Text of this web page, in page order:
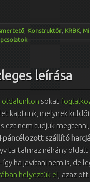
Konstruktőr KRBK,
leírása
oldalunkon sokat
kaptunk, melynek
ezt nem tudjuk
páncélozott szállító
tartalmaz néhány
ha javítani nem is, de
helyeztük el , azaz